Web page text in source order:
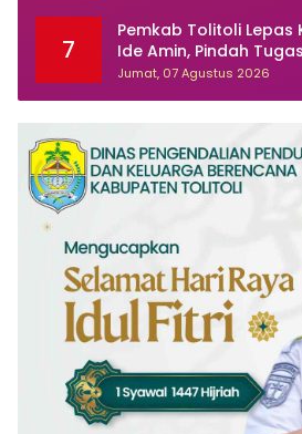
7
Pemkab Tolitoli Lepas
Ide Amin, Pindah
Selatan
Jumat, 07 Agustus 2026